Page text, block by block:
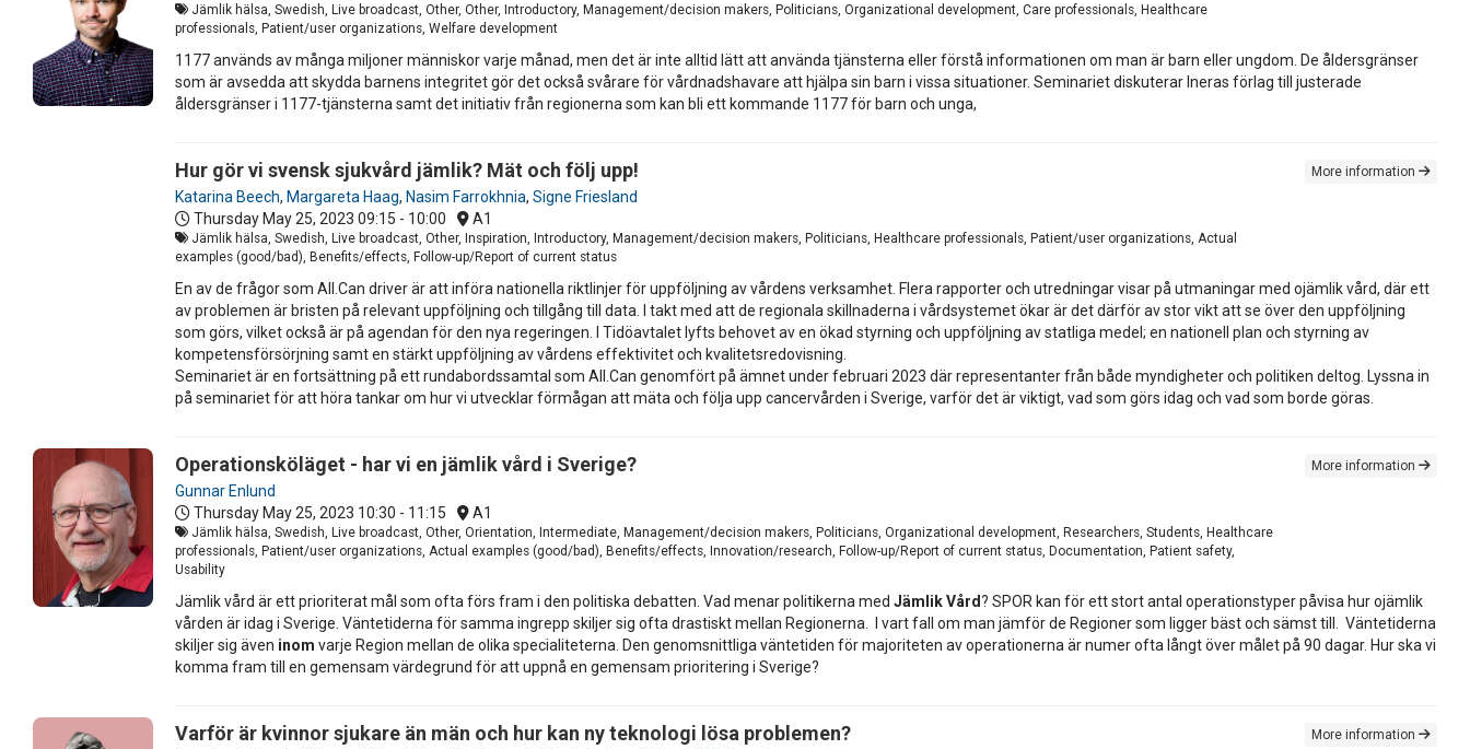
Jämlik hälsa, Swedish, Live broadcast, Other, Other, Introductory, Management/decision makers, Politicians, Organizational development, Care professionals, Healthcare
professionals, Patient/user organizations, Welfare development
1177 används av många miljoner människor varje månad, men det är inte alltid lätt att använda tjänsterna eller förstå informationen om man är barn eller ungdom. De åldersgränser
som är avsedda att skydda barnens integritet gör det också svårare för vårdnadshavare att hjälpa sin barn i vissa situationer. Seminariet diskuterar Ineras förlag till justerade
åldersgränser i 1177-tjänsterna samt det initiativ från regionerna som kan bli ett kommande 1177 för barn och unga,
Hur gör vi svensk sjukvård jämlik? Mät och följ upp!
Katarina Beech, Margareta Haag, Nasim Farrokhnia, Signe Friesland
Thursday May 25, 2023 09:15 - 10:00 A1
Jämlik hälsa, Swedish, Live broadcast, Other, Inspiration, Introductory, Management/decision makers, Politicians, Healthcare professionals, Patient/user organizations, Actual
examples (good/bad), Benefits/effects, Follow-up/Report of current status
More information
En av de frågor som All.Can driver är att införa nationella riktlinjer för uppföljning av vårdens verksamhet. Flera rapporter och utredningar visar på utmaningar med ojämlik vård, där ett
av problemen är bristen på relevant uppföljning och tillgång till data. I takt med att de regionala skillnaderna i vårdsystemet ökar är det därför av stor vikt att se över den uppföljning
som görs, vilket också är på agendan för den nya regeringen. I Tidöavtalet lyfts behovet av en ökad styrning och uppföljning av statliga medel; en nationell plan och styrning av
kompetensförsörjning samt en stärkt uppföljning av vårdens effektivitet och kvalitetsredovisning.
Seminariet är en fortsättning på ett rundabordssamtal som All.Can genomfört på ämnet under februari 2023 där representanter från både myndigheter och politiken deltog. Lyssna in
på seminariet för att höra tankar om hur vi utvecklar förmågan att mäta och följa upp cancervården i Sverige, varför det är viktigt, vad som görs idag och vad som borde göras.
Operationsköläget - har vi en jämlik vård i Sverige?
Gunnar Enlund
Thursday May 25, 2023 10:30 - 11:15 A1
Jämlik hälsa, Swedish, Live broadcast, Other, Orientation, Intermediate, Management/decision makers, Politicians, Organizational development, Researchers, Students, Healthcare
professionals, Patient/user organizations, Actual examples (good/bad), Benefits/effects, Innovation/research, Follow-up/Report of current status, Documentation, Patient safety,
Usability
More information
Jämlik vård är ett prioriterat mål som ofta förs fram i den politiska debatten. Vad menar politikerna med Jämlik Vård? SPOR kan för ett stort antal operationstyper påvisa hur ojämlik
vården är idag i Sverige. Väntetiderna för samma ingrepp skiljer sig ofta drastiskt mellan Regionerna. I vart fall om man jämför de Regioner som ligger bäst och sämst till. Väntetiderna
skiljer sig även inom varje Region mellan de olika specialiteterna. Den genomsnittliga väntetiden för majoriteten av operationerna är numer ofta långt över målet på 90 dagar. Hur ska vi
komma fram till en gemensam värdegrund för att uppnå en gemensam prioritering i Sverige?
Varför är kvinnor sjukare än män och hur kan ny teknologi lösa problemen? More information